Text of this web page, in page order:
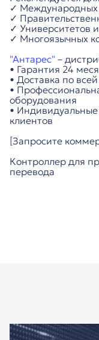
✓
✓
✓ Университетов
✓ Многоязычных
"Антарес" –
• Гарантия 24
• Доставка по
•
оборудования
•
клиентов
[Запросите
Контроллер для
перевода